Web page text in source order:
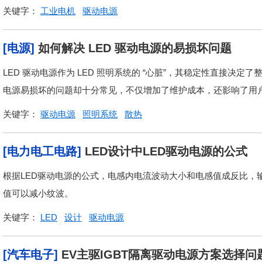
关键字： 工业电机 驱动电源
[电源] 如何解决 LED 驱动电源的易损坏问题
LED 驱动电源作为 LED 照明系统的 “心脏”，其稳定性直接决定
电源易损坏的问题却十分常见，不仅增加了维护成本，还影响了
关键字： 驱动电源 照明系统 散热
[电力电工电路] LED设计中LED驱动电源的公式
根据LED驱动电源的公式，电感内电流波动大小和电感值成反比
值可以减小纹波。
关键字： LED 设计 驱动电源
[汽车电子] EV主驱IGBT隔离驱动电源方案选择问